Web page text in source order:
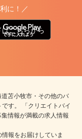
に！／
こちらから
道苫小牧市・その他のバ
す。 「クリエイトバイ
情報が満載の求人情報
報をお届けしていま